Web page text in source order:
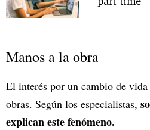
part-time
Manos a la obra
El interés por un cambio de
obras. Según los especialistas,
explican este fenómeno.